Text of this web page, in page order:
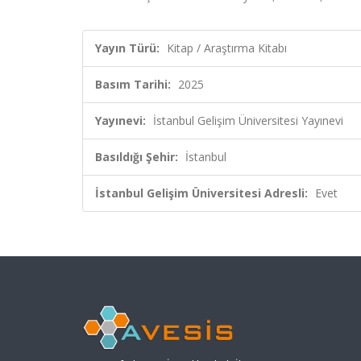
Yayın Türü: Kitap / Araştırma Kitabı
Basım Tarihi: 2025
Yayınevi: İstanbul Gelişim Üniversitesi Yayınevi
Basıldığı Şehir: İstanbul
İstanbul Gelişim Üniversitesi Adresli: Evet